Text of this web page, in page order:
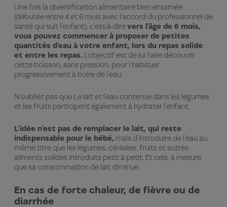
Une fois la diversification alimentaire bien entamée
(débutée entre 4 et 6 mois avec l’accord du professionnel de
santé qui suit l’enfant), c’est-à-direvers l’âge de 6 mois,
vous pouvez commencer à proposer de petites
quantités d’eau à votre enfant, lors du repas solide
et entre les repas. L’objectif est de lui faire découvrir
cette boisson, sans pression, pour l’habituer
progressivement à boire de l’eau.
N’oubliez pas que Le lait et l’eau contenue dans les légumes
et les fruits participent également à hydrater l’enfant
L’idée n’est pas de remplacer le lait, qui reste
indispensable pour le bébé, mais d’introduire de l’eau au
même titre que les légumes, céréales, fruits et autres
aliments solides introduits petit à petit. Et cela, à mesure
que sa consommation de lait diminue.
En cas de forte chaleur, de fièvre ou de
diarrhée